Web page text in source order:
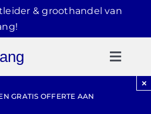
& groothandel van
GRATIS OFFERTE AAN
×